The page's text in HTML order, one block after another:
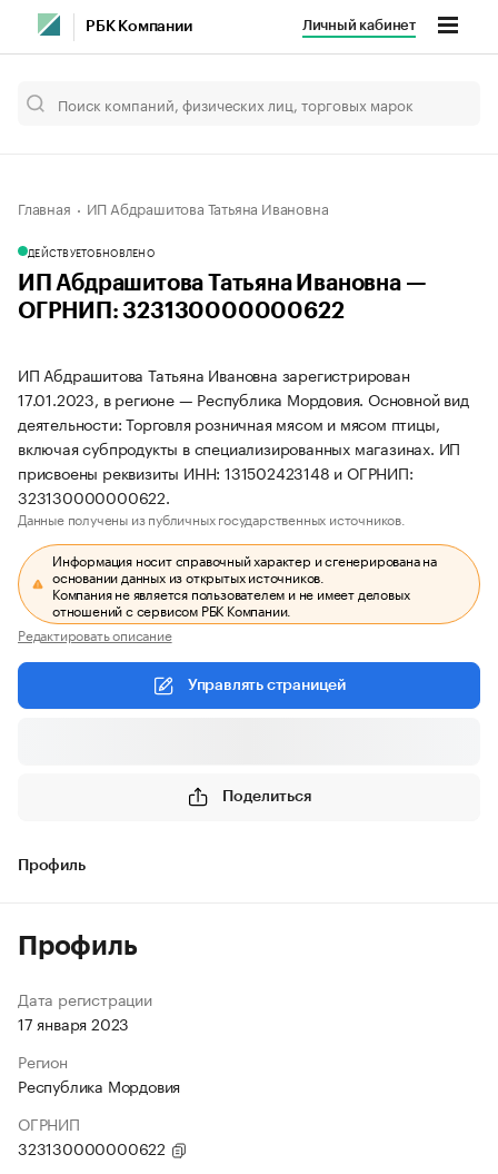
РБК Компании Личный кабинет
Главная ИП Абдрашитова Татьяна Ивановна
ДЕЙСТВУЕТОБНОВЛЕНО
ИП Абдрашитова Татьяна Ивановна —
ОГРНИП: 323130000000622
ИП Абдрашитова Татьяна Ивановна зарегистрирован
17.01.2023, в регионе — Республика Мордовия. Основной вид
деятельности: Торговля розничная мясом и мясом птицы,
включая субпродукты в специализированных магазинах. ИП
присвоены реквизиты ИНН: 131502423148 и ОГРНИП:
323130000000622.
Данные получены из публичных государственных источников.
Информация носит справочный характер и сгенерирована на
основании данных из открытых источников.
Компания не является пользователем и не имеет деловых
отношений с сервисом РБК Компании.
Редактировать описание
Управлять страницей
Поделиться
Профиль
Профиль
Дата регистрации
17 января 2023
Регион
Республика Мордовия
ОГРНИП
323130000000622